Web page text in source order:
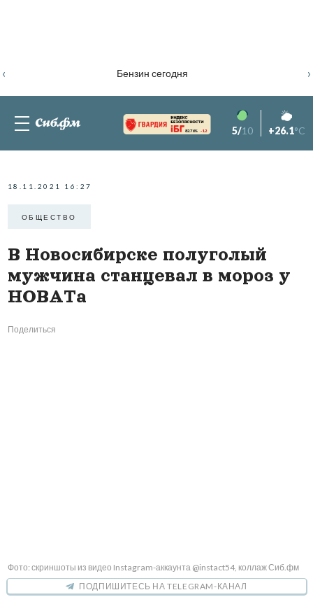
Бензин сегодня
‹ ›
82.76% -1.2 5/10 +26.1°C
18.11.2021 16:27
ОБЩЕСТВО
В Новосибирске полуголый
мужчина станцевал в мороз у
НОВАТа
Поделиться
Фото: скриншоты из видео Instagram-аккаунта @instact54, коллаж Сиб.фм
ПОДПИШИТЕСЬ НА TELEGRAM-КАНАЛ